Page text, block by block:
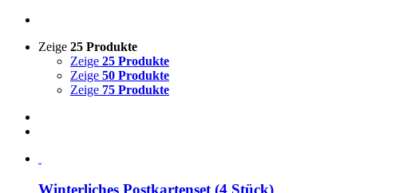
Zeige 25 Produkte
Zeige 25 Produkte
Zeige 50 Produkte
Zeige 75 Produkte
Winterliches Postkartenset (4 Stück)